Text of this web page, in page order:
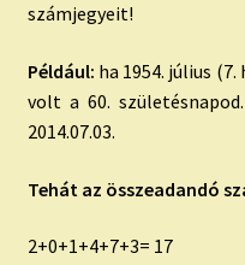
számjegyeit!
Például: ha 1954. július
volt a 60.
2014.07.03.
Tehát az összeadandó
2+0+1+4+7+3= 17